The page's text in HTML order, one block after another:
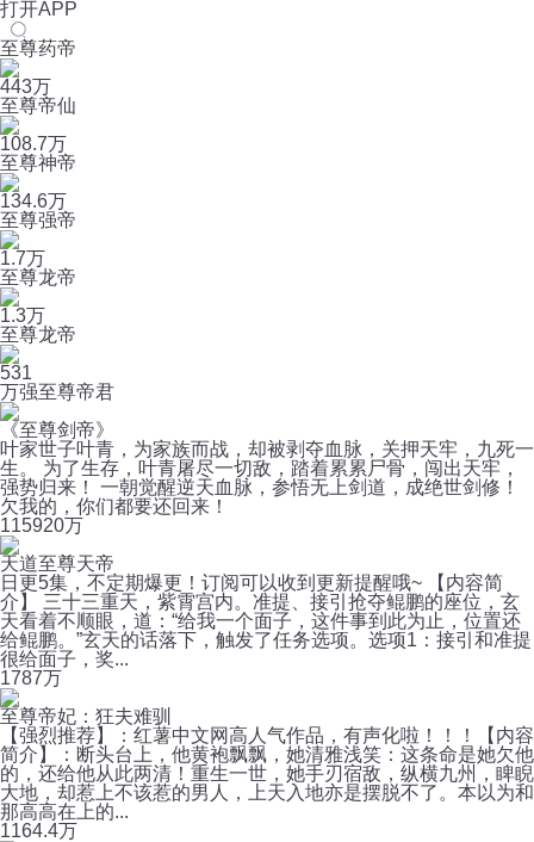
打开APP
至尊药帝
443万
至尊帝仙
108.7万
至尊神帝
134.6万
至尊强帝
1.7万
至尊龙帝
1.3万
至尊龙帝
531
万强至尊帝君
《至尊剑帝》
叶家世子叶青，为家族而战，却被剥夺血脉，关押天牢，九死一
生。 为了生存，叶青屠尽一切敌，踏着累累尸骨，闯出天牢，
强势归来！ 一朝觉醒逆天血脉，参悟无上剑道，成绝世剑修！
欠我的，你们都要还回来！
115920万
天道至尊天帝
日更5集，不定期爆更！订阅可以收到更新提醒哦~ 【内容简
介】 三十三重天，紫霄宫内。准提、接引抢夺鲲鹏的座位，玄
天看着不顺眼，道：“给我一个面子，这件事到此为止，位置还
给鲲鹏。”玄天的话落下，触发了任务选项。选项1：接引和准提
很给面子，奖...
1787万
至尊帝妃：狂夫难驯
【强烈推荐】：红薯中文网高人气作品，有声化啦！！！【内容
简介】：断头台上，他黄袍飘飘，她清雅浅笑：这条命是她欠他
的，还给他从此两清！重生一世，她手刃宿敌，纵横九州，睥睨
大地，却惹上不该惹的男人，上天入地亦是摆脱不了。本以为和
那高高在上的...
1164.4万